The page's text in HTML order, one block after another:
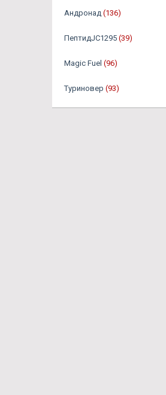
Андронад (136)
ПептидJC1295 (39)
Magic Fuel (96)
Туриновер (93)